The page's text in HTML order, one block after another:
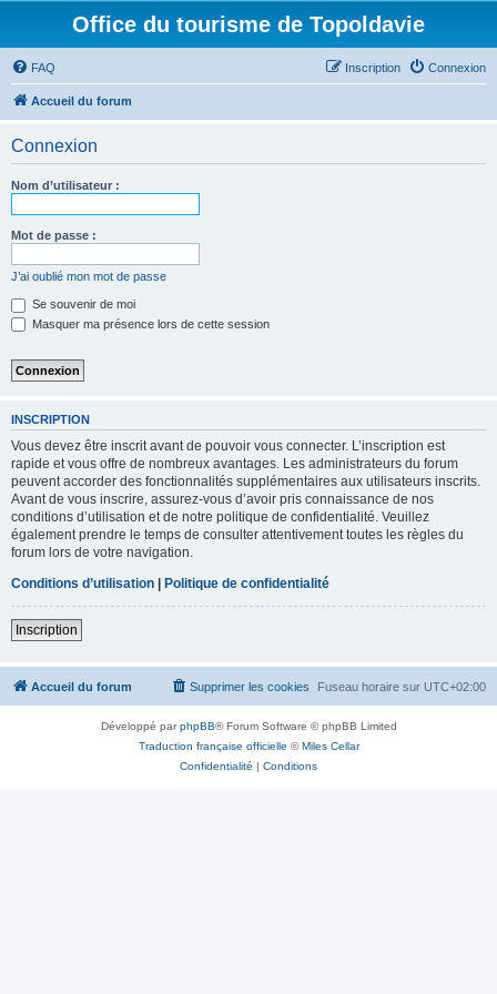
Office du tourisme de Topoldavie
FAQ Connexion
Inscription
Accueil du forum
Connexion
Nom d’utilisateur :
Mot de passe :
J’ai oublié mon mot de passe
Se souvenir de moi
Masquer ma présence lors de cette session
INSCRIPTION
Vous devez être inscrit avant de pouvoir vous connecter. L’inscription est
rapide et vous offre de nombreux avantages. Les administrateurs du forum
peuvent accorder des fonctionnalités supplémentaires aux utilisateurs inscrits.
Avant de vous inscrire, assurez-vous d’avoir pris connaissance de nos
conditions d’utilisation et de notre politique de confidentialité. Veuillez
également prendre le temps de consulter attentivement toutes les règles du
forum lors de votre navigation.
Conditions d’utilisation | Politique de confidentialité
Inscription
Accueil du forum Fuseau horaire sur UTC+02:00
Supprimer les cookies
Développé parphpBB® Forum Software © phpBB Limited
Traduction française officielle ©Miles Cellar
Confidentialité | Conditions